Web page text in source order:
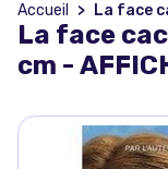
Accueil La face cachée de Margo -
La face
cm -